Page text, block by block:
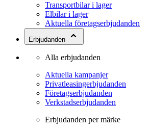
Transportbilar i lager
Elbilar i lager
Aktuella företagserbjudanden
Erbjudanden
Alla erbjudanden
Aktuella kampanjer
Privatleasingerbjudanden
Företagserbjudanden
Verkstadserbjudanden
Erbjudanden per märke